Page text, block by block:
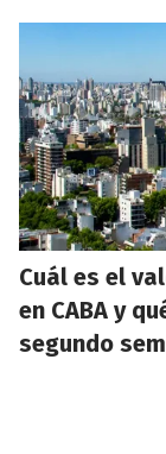
Cuál es el
en CABA y
segundo